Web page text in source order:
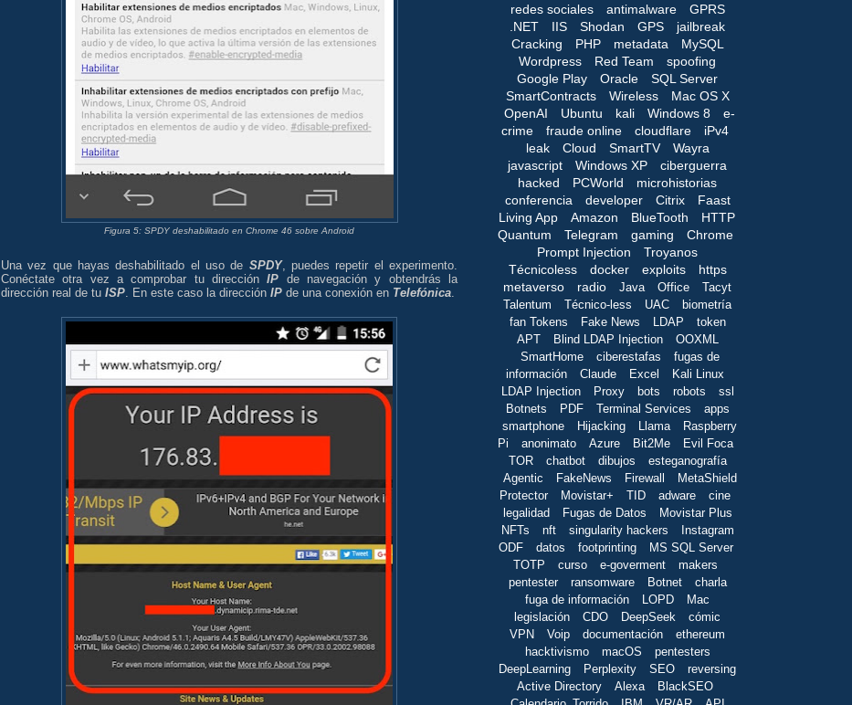
Figura 5: SPDY deshabilitado en Chrome 46 sobre Android
Una vez que hayas deshabilitado el uso de SPDY, puedes repetir el experimento.
Conéctate otra vez a comprobar tu direcciónIP de navegación y obtendrás la
dirección real de tu ISP. En este caso la dirección IP de una conexión en Telefónica.
redes sociales
antimalware
GPRS
.NET
IIS Shodan GPS
jailbreak
Cracking
PHP metadata
MySQL
Wordpress
Red Team
spoofing
Google Play
Oracle
SQL Server
SmartContracts
Wireless
Mac OS X
OpenAI
Ubuntu kali Windows 8
e-
crime
fraude online cloudflare
iPv4
leak
Cloud SmartTV
Wayra
javascript
Windows XP
ciberguerra
hacked
PCWorld
microhistorias
conferencia
developer Citrix
Faast
Living App
Amazon BlueTooth
HTTP
Quantum
Telegram gaming
Chrome
Prompt Injection
Troyanos
Técnicoless
docker exploits
https
metaverso
radio Java Office
Tacyt
Talentum
Técnico-less UAC
biometría
fan Tokens
Fake News LDAP
token
APT
Blind LDAP Injection
OOXML
SmartHome
ciberestafas
fugas de
información
Claude Excel
Kali Linux
LDAP Injection
Proxy bots robots
ssl
Botnets
PDF Terminal Services
apps
smartphone
Hijacking Llama
Raspberry
Pi
anonimato Azure Bit2Me
Evil Foca
TOR
chatbot dibujos
esteganografía
Agentic
FakeNews Firewall
MetaShield
Protector
Movistar+ TID adware
cine
legalidad
Fugas de Datos
Movistar Plus
NFTs
nft singularity hackers
Instagram
ODF
datos footprinting
MS SQL Server
TOTP
curso e-goverment
makers
pentester
ransomware Botnet
charla
fuga de información
LOPD
Mac
legislación
CDO DeepSeek
cómic
VPN
Voip documentación
ethereum
hacktivismo
macOS
pentesters
DeepLearning
Perplexity SEO
reversing
Active Directory
Alexa
BlackSEO